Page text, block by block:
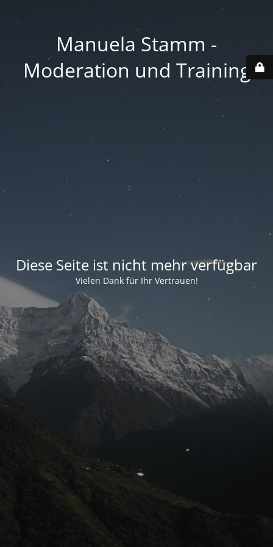
Manuela Stamm -
Moderation und Training
Diese Seite ist nicht mehr verfügbar
Vielen Dank für Ihr Vertrauen!